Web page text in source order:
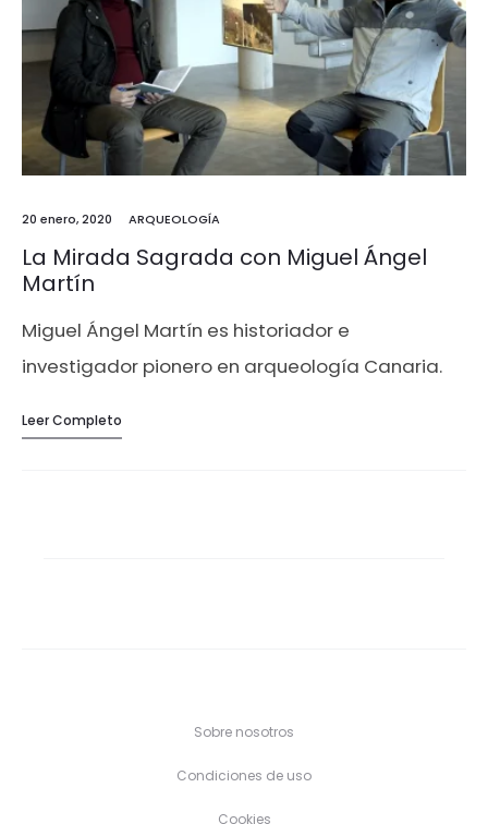
20 enero, 2020 ARQUEOLOGÍA
La Mirada Sagrada con Miguel Ángel
Martín
Miguel Ángel Martín es historiador e
investigador pionero en arqueología Canaria.
ha sido su trayectoria en torno a la arqueología,
Leer Completo
Sobre nosotros
Condiciones de uso
Cookies